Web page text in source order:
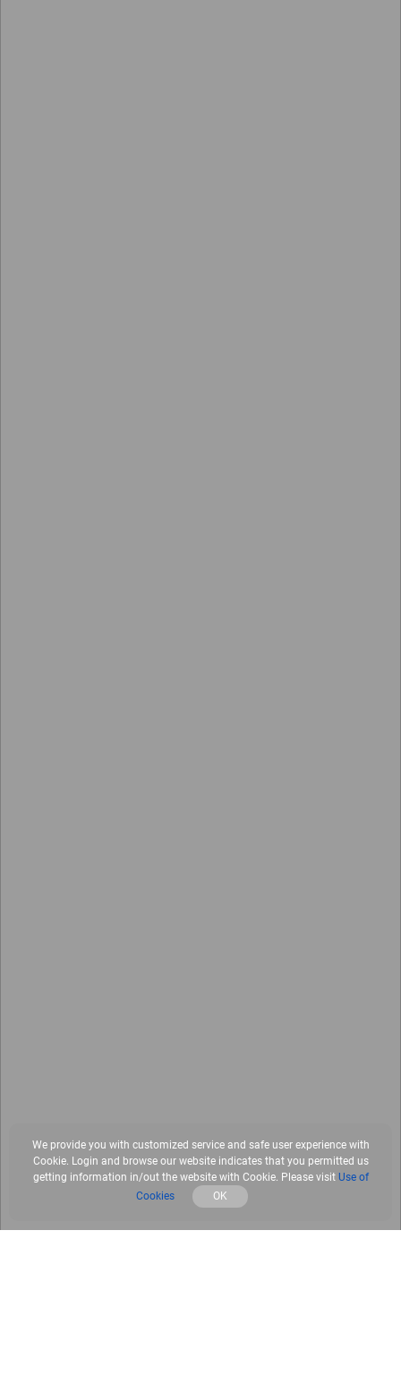
We provide you with customized service and safe user experience with
Cookie. Login and browse our website indicates that you permitted us
getting information in/out the website with Cookie. Please visit Use of
Cookies
OK